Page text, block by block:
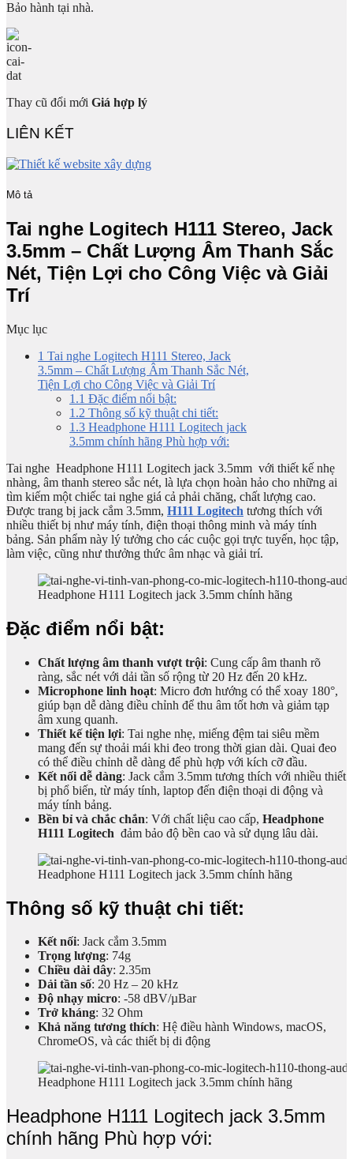
Bảo hành tại nhà.
Thay cũ đổi mới Giá hợp lý
LIÊN KẾT
Mô tả
Tai nghe Logitech H111 Stereo, Jack
3.5mm – Chất Lượng Âm Thanh Sắc
Nét, Tiện Lợi cho Công Việc và Giải
Trí
Mục lục
1 Tai nghe Logitech H111 Stereo, Jack
3.5mm – Chất Lượng Âm Thanh Sắc Nét,
Tiện Lợi cho Công Việc và Giải Trí
1.1 Đặc điểm nổi bật:
1.2 Thông số kỹ thuật chi tiết:
1.3 Headphone H111 Logitech jack
3.5mm chính hãng Phù hợp với:
Tai nghe Headphone H111 Logitech jack 3.5mm với thiết kế nhẹ
nhàng, âm thanh stereo sắc nét, là lựa chọn hoàn hảo cho những ai
tìm kiếm một chiếc tai nghe giá cả phải chăng, chất lượng cao.
Được trang bị jack cắm 3.5mm, H111 Logitech tương thích với
nhiều thiết bị như máy tính, điện thoại thông minh và máy tính
bảng. Sản phẩm này lý tưởng cho các cuộc gọi trực tuyến, học tập,
làm việc, cũng như thưởng thức âm nhạc và giải trí.
Headphone H111 Logitech jack 3.5mm chính hãng
Đặc điểm nổi bật:
Chất lượng âm thanh vượt trội: Cung cấp âm thanh rõ
ràng, sắc nét với dải tần số rộng từ 20 Hz đến 20 kHz.
Microphone linh hoạt: Micro đơn hướng có thể xoay 180°,
giúp bạn dễ dàng điều chỉnh để thu âm tốt hơn và giảm tạp
âm xung quanh.
Thiết kế tiện lợi: Tai nghe nhẹ, miếng đệm tai siêu mềm
mang đến sự thoải mái khi đeo trong thời gian dài. Quai đeo
có thể điều chỉnh dễ dàng để phù hợp với kích cỡ đầu.
Kết nối dễ dàng: Jack cắm 3.5mm tương thích với nhiều thiết
bị phổ biến, từ máy tính, laptop đến điện thoại di động và
máy tính bảng.
Bền bỉ và chắc chắn: Với chất liệu cao cấp, Headphone
H111 Logitech đảm bảo độ bền cao và sử dụng lâu dài.
Headphone H111 Logitech jack 3.5mm chính hãng
Thông số kỹ thuật chi tiết:
Kết nối: Jack cắm 3.5mm
Trọng lượng: 74g
Chiều dài dây: 2.35m
Dải tần số: 20 Hz – 20 kHz
Độ nhạy micro: -58 dBV/µBar
Trở kháng: 32 Ohm
Khả năng tương thích: Hệ điều hành Windows, macOS,
ChromeOS, và các thiết bị di động
Headphone H111 Logitech jack 3.5mm chính hãng
Headphone H111 Logitech jack 3.5mm
chính hãng Phù hợp với: